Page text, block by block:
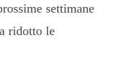
settimane
ridotto le